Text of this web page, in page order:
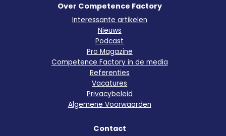
Over Competence Factory
Interessante artikelen
Nieuws
Podcast
Pro Magazine
Competence Factory in de media
Referenties
Vacatures
Privacybeleid
Algemene Voorwaarden
Contact